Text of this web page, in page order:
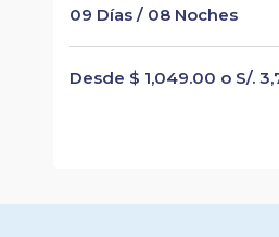
09 Días / 08 Noches
Desde $ 1,049.00 o S/.